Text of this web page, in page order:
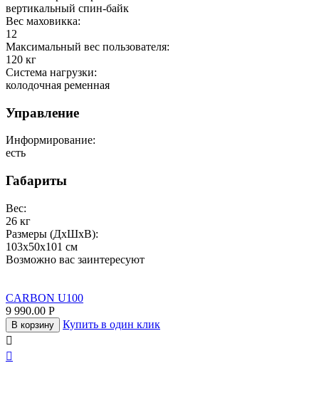
вертикальный спин-байк
Вес маховикка:
12
Максимальный вес пользователя:
120 кг
Система нагрузки:
колодочная ременная
Управление
Информирование:
есть
Габариты
Вес:
26 кг
Размеры (ДxШxВ):
103x50x101 см
Возможно вас заинтересуют
CARBON U100
9 990.00 Р
В корзину
Купить в один клик

